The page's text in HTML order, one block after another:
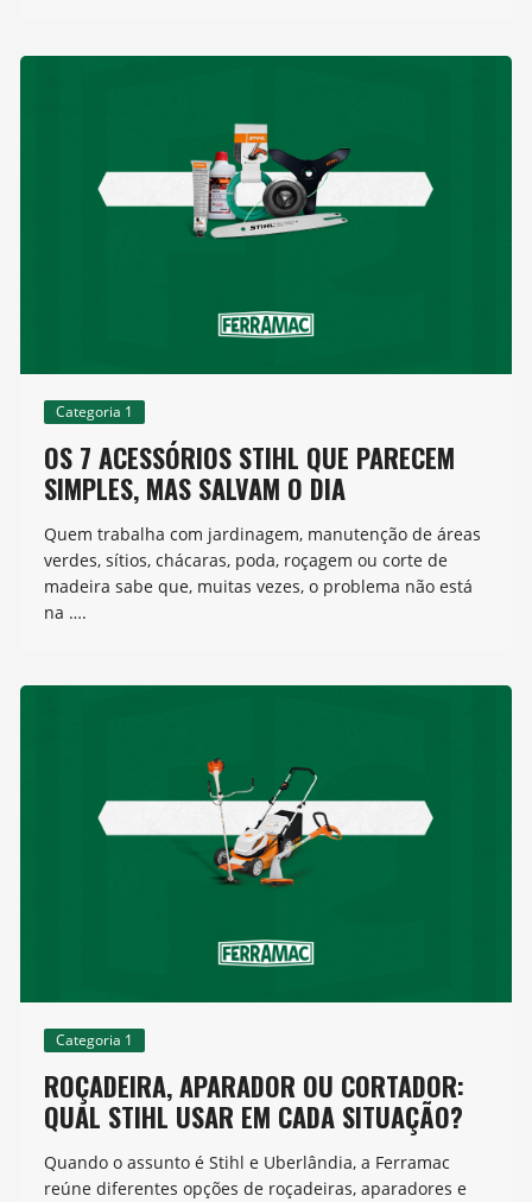
Categoria 1
OS 7 ACESSÓRIOS STIHL QUE PARECEM
SIMPLES, MAS SALVAM O DIA
Quem trabalha com jardinagem, manutenção de áreas
verdes, sítios, chácaras, poda, roçagem ou corte de
madeira sabe que, muitas vezes, o problema não está
na ….
Categoria 1
ROÇADEIRA, APARADOR OU CORTADOR:
QUAL STIHL USAR EM CADA SITUAÇÃO?
Quando o assunto é Stihl e Uberlândia, a Ferramac
reúne diferentes opções de roçadeiras, aparadores e